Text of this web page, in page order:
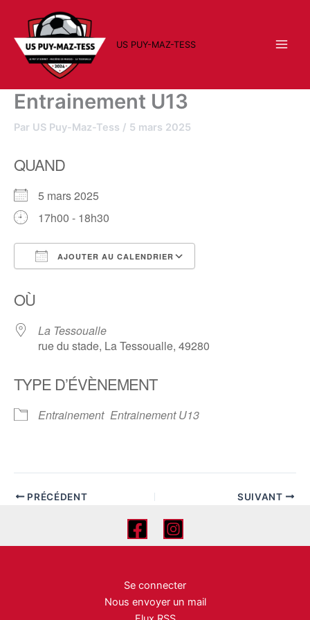
contenu
US PUY-MAZ-TESS
Entrainement U13
Par US Puy-Maz-Tess / 5 mars 2025
QUAND
5 mars 2025
17h00 - 18h30
AJOUTER AU CALENDRIER
OÙ
La Tessoualle
rue du stade, La Tessoualle, 49280
TYPE D’ÉVÈNEMENT
Entrainement Entrainement U13
PRÉCÉDENT SUIVANT
Se connecter
Nous envoyer un mail